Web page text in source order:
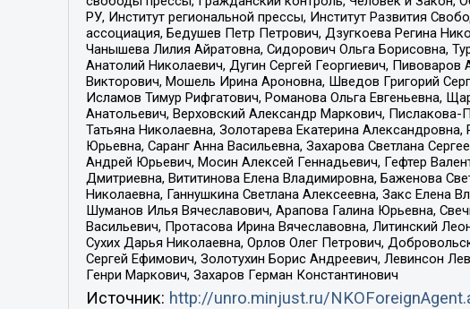
РУ, Институт региональной прессы, Институт Развития
ассоциация, Бедушев Петр Петрович, Дзугкоева Регина
Чанышева Лилия Айратовна, Сидорович Ольга Борисовна,
Анатолий Николаевич, Дугин Сергей Георгиевич,
Викторович, Мошель Ирина Ароновна, Шведов Григорий
Исламов Тимур Рифгатович, Романова Ольга Евгеньевна,
Анатольевич, Верховский Александр Маркович,
Татьяна Николаевна, Золотарева Екатерина
Юрьевна, Саранг Анна Васильевна, Захарова Светлана
Андрей Юрьевич, Мосин Алексей Геннадьевич, Гефтер
Дмитриевна, Вититинова Елена Владимировна, Баженова
Николаевна, Ганнушкина Светлана Алексеевна, Закс Елена
Шуманов Илья Вячеславович, Арапова Галина Юрьевна,
Васильевич, Протасова Ирина Вячеславовна, Литинский
Сухих Дарья Николаевна, Орлов Олег Петрович,
Сергей Ефимович, Золотухин Борис Андреевич, Левинсон
Генри Маркович, Захаров Герман Константинович
Источник: http://unro.minjust.ru/